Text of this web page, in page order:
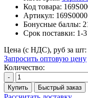
Код товара:
Артикул: 169S0000
Бонусные баллы:
Срок поставки: 1-
Цена (с НДС), руб за шт:
Запросить оптовую цену
Количество:
-
Купить
Быстрый заказ